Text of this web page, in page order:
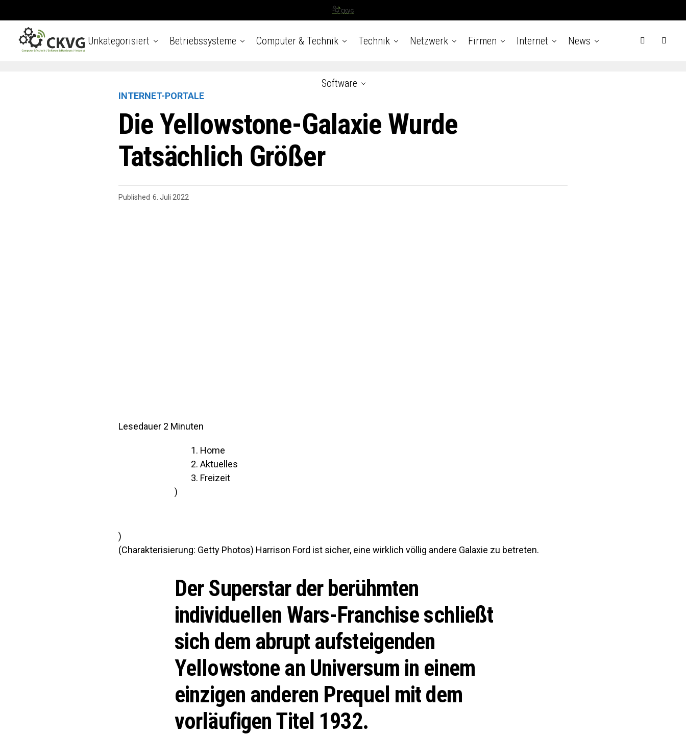
Unkategorisiert Betriebssysteme Computer & Technik Technik Netzwerk Firmen Internet News
Software
INTERNET-PORTALE
Die Yellowstone-Galaxie Wurde
Tatsächlich Größer
Published 6. Juli 2022
Lesedauer 2 Minuten
Home
Aktuelles
Freizeit
)
)
(Charakterisierung: Getty Photos) Harrison Ford ist sicher, eine wirklich völlig andere Galaxie zu betreten.
Der Superstar der berühmten
individuellen Wars-Franchise schließt
sich dem abrupt aufsteigenden
Yellowstone an Universum in einem
einzigen anderen Prequel mit dem
vorläufigen Titel 1932.